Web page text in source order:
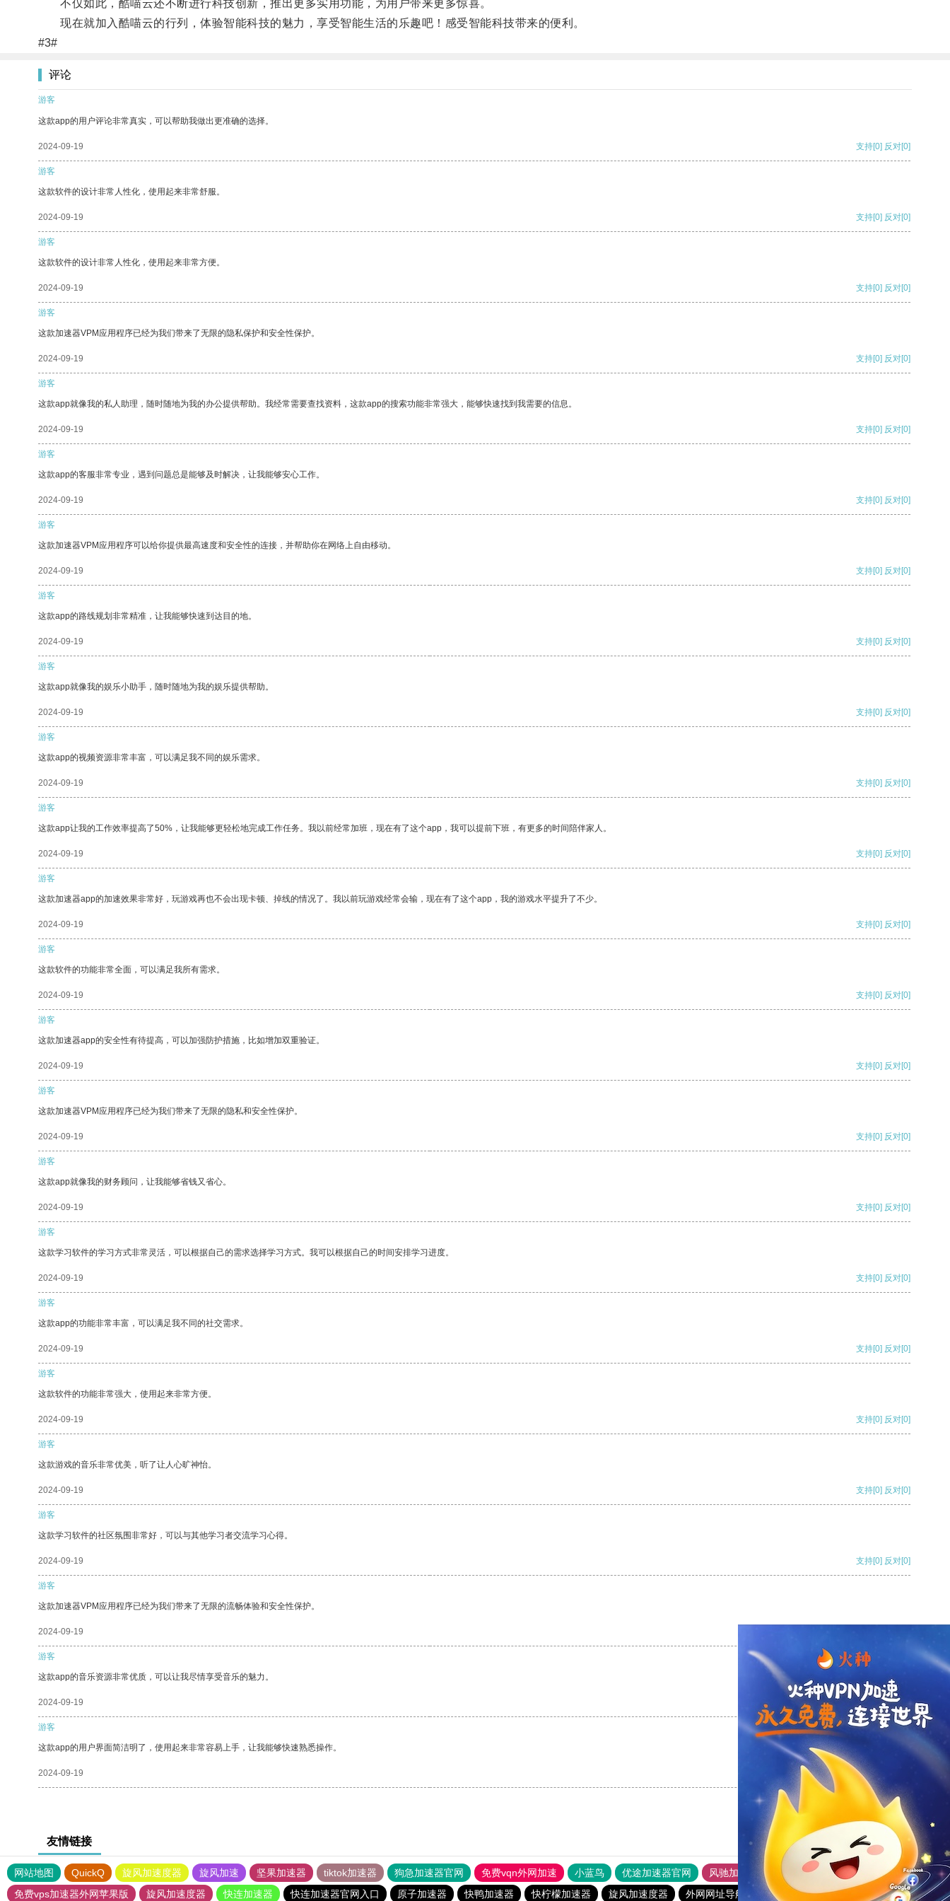
不仅如此，酷喵云还不断进行科技创新，推出更多实用功能，为用户带来更多惊喜。
现在就加入酷喵云的行列，体验智能科技的魅力，享受智能生活的乐趣吧！感受智能科技带来的便利。
#3#
评论
游客
这款app的用户评论非常真实，可以帮助我做出更准确的选择。
2024-09-19 支持[0] 反对[0]
游客
这款软件的设计非常人性化，使用起来非常舒服。
2024-09-19 支持[0] 反对[0]
游客
这款软件的设计非常人性化，使用起来非常方便。
2024-09-19 支持[0] 反对[0]
游客
这款加速器VPM应用程序已经为我们带来了无限的隐私保护和安全性保护。
2024-09-19 支持[0] 反对[0]
游客
这款app就像我的私人助理，随时随地为我的办公提供帮助。我经常需要查找资料，这款app的搜索功能非常强大，能够快速找到我需要的信息。
2024-09-19 支持[0] 反对[0]
游客
这款app的客服非常专业，遇到问题总是能够及时解决，让我能够安心工作。
2024-09-19 支持[0] 反对[0]
游客
这款加速器VPM应用程序可以给你提供最高速度和安全性的连接，并帮助你在网络上自由移动。
2024-09-19 支持[0] 反对[0]
游客
这款app的路线规划非常精准，让我能够快速到达目的地。
2024-09-19 支持[0] 反对[0]
游客
这款app就像我的娱乐小助手，随时随地为我的娱乐提供帮助。
2024-09-19 支持[0] 反对[0]
游客
这款app的视频资源非常丰富，可以满足我不同的娱乐需求。
2024-09-19 支持[0] 反对[0]
游客
这款app让我的工作效率提高了50%，让我能够更轻松地完成工作任务。我以前经常加班，现在有了这个app，我可以提前下班，有更多的时间陪伴家人。
2024-09-19 支持[0] 反对[0]
游客
这款加速器app的加速效果非常好，玩游戏再也不会出现卡顿、掉线的情况了。我以前玩游戏经常会输，现在有了这个app，我的游戏水平提升了不少。
2024-09-19 支持[0] 反对[0]
游客
这款软件的功能非常全面，可以满足我所有需求。
2024-09-19 支持[0] 反对[0]
游客
这款加速器app的安全性有待提高，可以加强防护措施，比如增加双重验证。
2024-09-19 支持[0] 反对[0]
游客
这款加速器VPM应用程序已经为我们带来了无限的隐私和安全性保护。
2024-09-19 支持[0] 反对[0]
游客
这款app就像我的财务顾问，让我能够省钱又省心。
2024-09-19 支持[0] 反对[0]
游客
这款学习软件的学习方式非常灵活，可以根据自己的需求选择学习方式。我可以根据自己的时间安排学习进度。
2024-09-19 支持[0] 反对[0]
游客
这款app的功能非常丰富，可以满足我不同的社交需求。
2024-09-19 支持[0] 反对[0]
游客
这款软件的功能非常强大，使用起来非常方便。
2024-09-19 支持[0] 反对[0]
游客
这款游戏的音乐非常优美，听了让人心旷神怡。
2024-09-19 支持[0] 反对[0]
游客
这款学习软件的社区氛围非常好，可以与其他学习者交流学习心得。
2024-09-19 支持[0] 反对[0]
游客
这款加速器VPM应用程序已经为我们带来了无限的流畅体验和安全性保护。
2024-09-19
游客
这款app的音乐资源非常优质，可以让我尽情享受音乐的魅力。
2024-09-19 支持 [0] 反对 [0]
游客
这款app的用户界面简洁明了，使用起来非常容易上手，让我能够快速熟悉操作。
2024-09-19 支持
友情链接
网站地图 QuickQ 旋风加速度器 旋风加速 坚果加速器 tiktok加速器 狗急加速器官网 免费vqn外网加速 小蓝鸟 优途加速器官网 风驰加速器
旋风加速器
免费vps加速器外网苹果版
旋风加速度器 快连加速器 快连加速器官网入口 原子加速器 快鸭加速器 快柠檬加速器 旋风加速度器 外网网址导航 软件中心 雷霆加速 狂飙加速器